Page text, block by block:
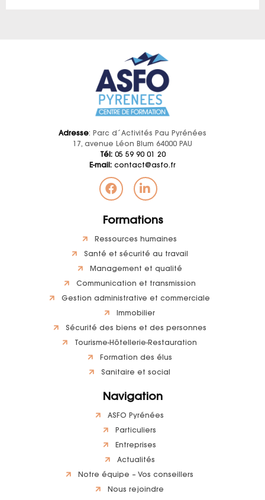
Adresse: Parc d´Activités Pau Pyrénées
17, avenue Léon Blum 64000 PAU
Tél:05 59 90 01 20
E-mail: contact@asfo.fr
Formations
Ressources humaines
Santé et sécurité au travail
Management et qualité
Communication et transmission
Gestion administrative et commerciale
Immobilier
Sécurité des biens et des personnes
Tourisme-Hôtellerie-Restauration
Formation des élus
Sanitaire et social
Navigation
ASFO Pyrénées
Particuliers
Entreprises
Actualités
Notre équipe – Vos conseillers
Nous rejoindre